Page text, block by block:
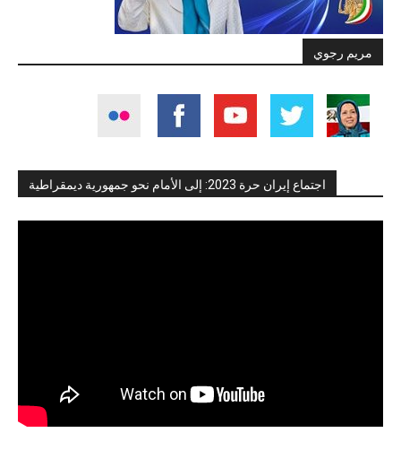
مريم رجوي
اجتماع إيران حرة 2023: إلى الأمام نحو جمهورية ديمقراطية